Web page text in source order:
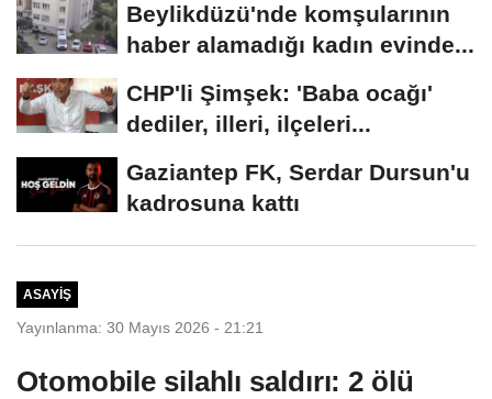
Beylikdüzü'nde komşularının
haber alamadığı kadın evinde...
CHP'li Şimşek: 'Baba ocağı'
dediler, illeri, ilçeleri...
Gaziantep FK, Serdar Dursun'u
kadrosuna kattı
ASAYIŞ
Yayınlanma: 30 Mayıs 2026 - 21:21
Otomobile silahlı saldırı: 2 ölü